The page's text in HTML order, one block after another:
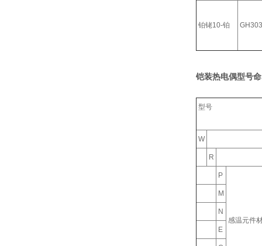
铂铑10-铂
铠装热电偶型号
型号
W
R
P
感温元件
M
N
E